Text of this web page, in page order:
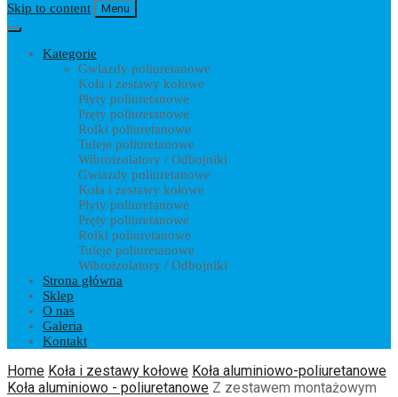
Skip to content
Menu
Kategorie
Gwiazdy poliuretanowe
Koła i zestawy kołowe
Płyty poliuretanowe
Pręty poliuretanowe
Rolki poliuretanowe
Tuleje poliuretanowe
Wibroizolatory / Odbojniki
Gwiazdy poliuretanowe
Koła i zestawy kołowe
Płyty poliuretanowe
Pręty poliuretanowe
Rolki poliuretanowe
Tuleje poliuretanowe
Wibroizolatory / Odbojniki
Strona główna
Sklep
O nas
Galeria
Kontakt
Home Koła i zestawy kołowe Koła aluminiowo-poliuretanowe
Koła aluminiowo - poliuretanowe Z zestawem montażowym